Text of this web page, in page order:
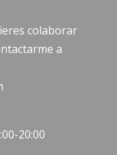
colaborar
a
20:00